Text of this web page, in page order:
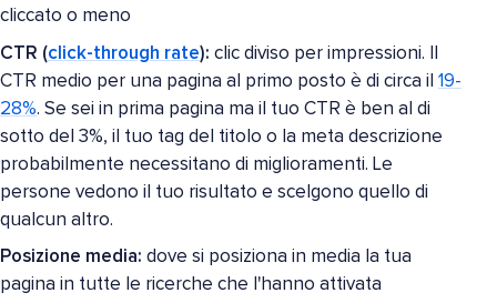
cliccato o meno
CTR (click-through rate): clic diviso per impressioni. Il
CTR medio per una pagina al primo posto è di circa il 19-
28%. Se sei in prima pagina ma il tuo CTR è ben al di
sotto del 3%, il tuo tag del titolo o la meta descrizione
probabilmente necessitano di miglioramenti. Le
persone vedono il tuo risultato e scelgono quello di
qualcun altro.
Posizione media: dove si posiziona in media la tua
pagina in tutte le ricerche che l'hanno attivata